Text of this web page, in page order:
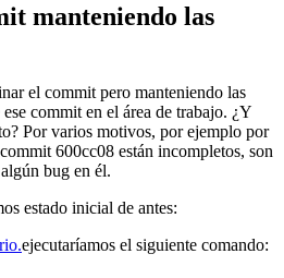
manteniendo las
el commit pero manteniendo las
commit en el área de trabajo. ¿Y
Por varios motivos, por ejemplo por
600cc08 están incompletos, son
bug en él.
estado inicial de antes:
ejecutaríamos el siguiente comando: